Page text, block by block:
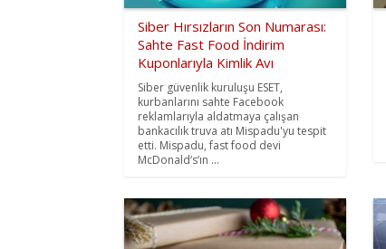
Siber Hırsızların Son Numarası:
Sahte Fast Food İndirim
Kuponlarıyla Kimlik Avı
Siber güvenlik kuruluşu ESET,
kurbanlarını sahte Facebook
reklamlarıyla aldatmaya çalışan
bankacılık truva atı Mispadu'yu tespit
etti. Mispadu, fast food devi
McDonald‘s’ın ...